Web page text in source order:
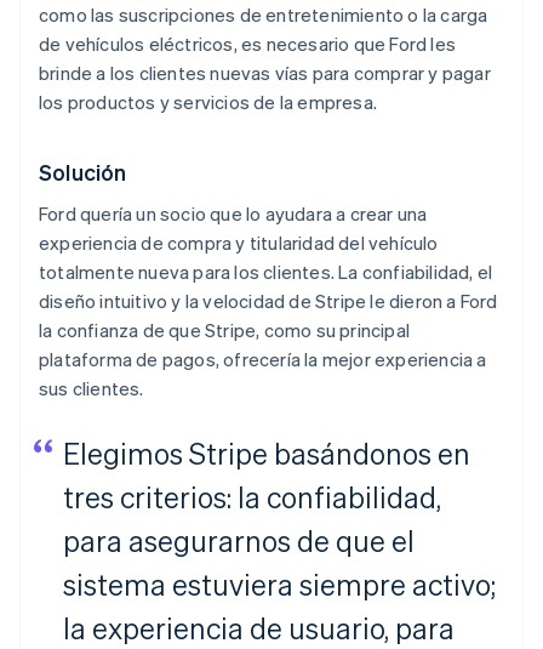
como las suscripciones de entretenimiento o la carga
de vehículos eléctricos, es necesario que Ford les
brinde a los clientes nuevas vías para comprar y pagar
los productos y servicios de la empresa.
Solución
Ford quería un socio que lo ayudara a crear una
experiencia de compra y titularidad del vehículo
totalmente nueva para los clientes. La confiabilidad, el
diseño intuitivo y la velocidad de Stripe le dieron a Ford
la confianza de que Stripe, como su principal
plataforma de pagos, ofrecería la mejor experiencia a
sus clientes.
Elegimos Stripe basándonos en
tres criterios: la confiabilidad,
para asegurarnos de que el
sistema estuviera siempre activo;
la experiencia de usuario, para